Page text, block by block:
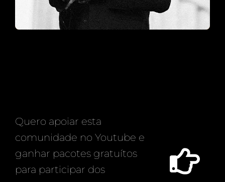
Quero apoiar esta
comunidade no Youtube e
ganhar pacotes gratuítos
para participar dos